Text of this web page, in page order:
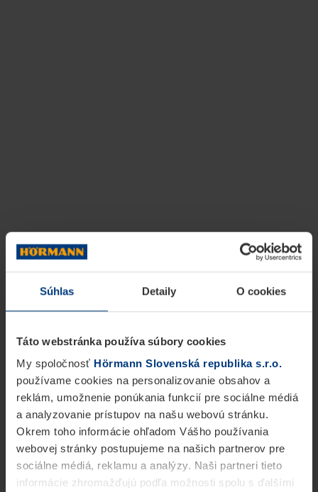
Súhlas Detaily O cookies
Táto webstránka používa súbory cookies
My spoločnosť Hörmann Slovenská republika s.r.o.
používame cookies na personalizovanie obsahov a
reklám, umožnenie ponúkania funkcií pre sociálne médiá
a analyzovanie prístupov na našu webovú stránku.
Okrem toho informácie ohľadom Vášho používania
webovej stránky postupujeme na našich partnerov pre
sociálne médiá, reklamu a analýzy. Naši partneri tieto
informácie zhromažďujú podľa možnosti spolu s ďalšími